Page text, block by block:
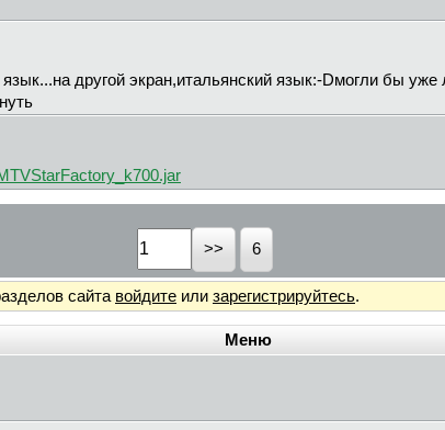
другой экран,итальянский язык:-Dмогли бы
6
сайта войдите или зарегистрируйтесь.
Меню